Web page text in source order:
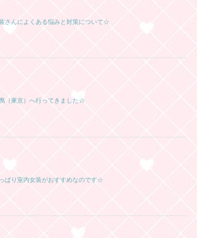
さんによくある悩みと対策について☆
（東京）へ行ってきました☆
ぱり室内女装がおすすめなのです☆